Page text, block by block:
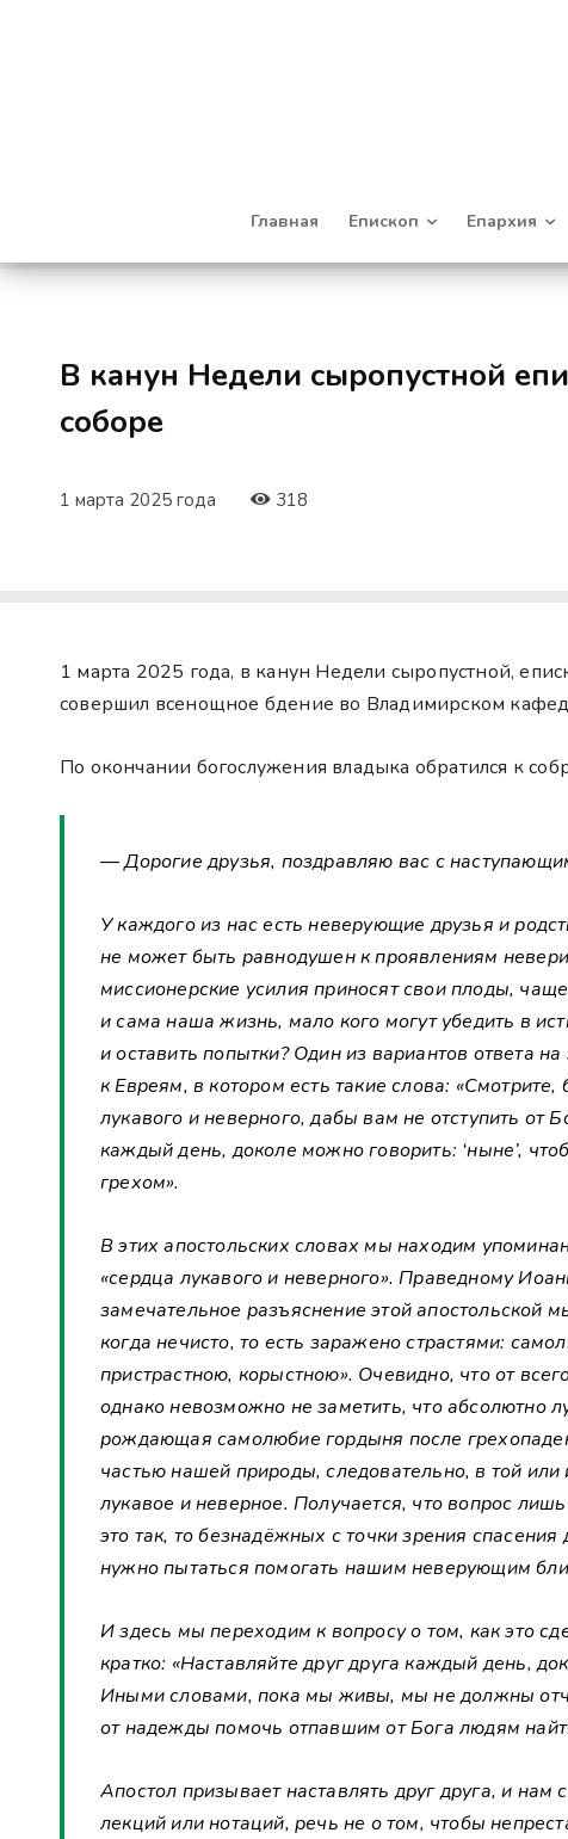
Главная Епископ Епархия
В канун Недели сыропустной
соборе
1 марта 2025 года 318
1 марта 2025 года, в канун Недели сыропустной,
совершил всенощное бдение во Владимирском
По окончании богослужения владыка обратился к
— Дорогие друзья, поздравляю вас с
У каждого из нас есть неверующие друзья и
не может быть равнодушен к проявлениям
миссионерские усилия приносят свои плоды,
и сама наша жизнь, мало кого могут убедить в
и оставить попытки? Один из вариантов ответа
к Евреям, в котором есть такие слова:
лукавого и неверного, дабы вам не отступить от
каждый день, доколе можно говорить: ‘ныне’,
грехом».
В этих апостольских словах мы находим
«сердца лукавого и неверного». Праведному
замечательное разъяснение этой апостольской
когда нечисто, то есть заражено страстями:
пристрастною, корыстною». Очевидно, что от
однако невозможно не заметить, что абсолютно
рождающая самолюбие гордыня после
частью нашей природы, следовательно, в той
лукавое и неверное. Получается, что вопрос
это так, то безнадёжных с точки зрения
нужно пытаться помогать нашим неверующим
И здесь мы переходим к вопросу о том, как это
кратко: «Наставляйте друг друга каждый день,
Иными словами, пока мы живы, мы не должны
от надежды помочь отпавшим от Бога людям
Апостол призывает наставлять друг друга, и нам
лекций или нотаций, речь не о том, чтобы